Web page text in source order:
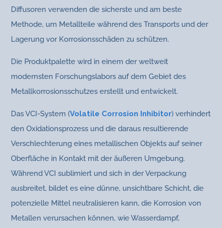
Diffusoren verwenden die sicherste und am beste
Methode, um Metallteile während des Transports und der
Lagerung vor Korrosionsschäden zu schützen.
Die Produktpalette wird in einem der weltweit
modernsten Forschungslabors auf dem Gebiet des
Metallkorrosionsschutzes erstellt und entwickelt.
Das VCI-System (Volatile Corrosion Inhibitor) verhindert
den Oxidationsprozess und die daraus resultierende
Verschlechterung eines metallischen Objekts auf seiner
Oberfläche in Kontakt mit der äußeren Umgebung.
Während VCI sublimiert und sich in der Verpackung
ausbreitet, bildet es eine dünne, unsichtbare Schicht, die
potenzielle Mittel neutralisieren kann, die Korrosion von
Metallen verursachen können, wie Wasserdampf,